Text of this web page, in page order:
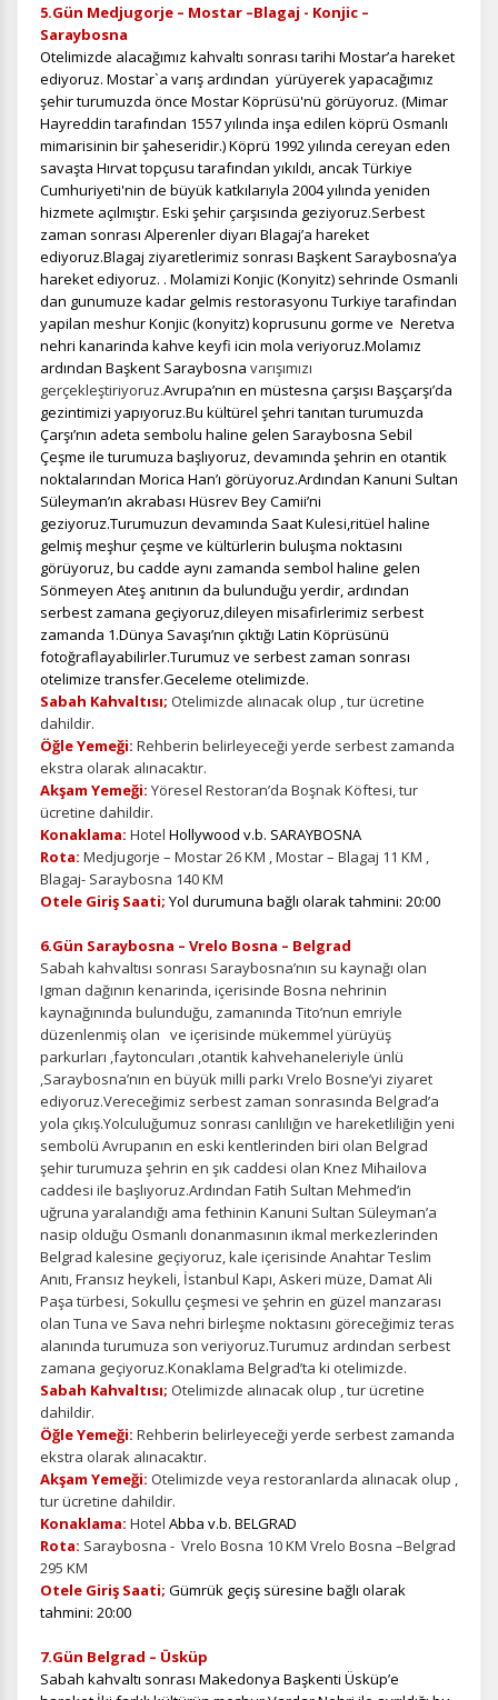
ÇEREZ KULLANIM AYARLARINIZ
Çerez tercihlerinizibelirleyin.
Daha fazla bilgi için KVKK bilgilendirmemizi çerez kullanım ve
gizlilik koşullarınıinceleyebilirsiniz.
Zorunlu Çerezler HER ZAMAN AKTIF
Oturum yönetimi, güvenlik ve temel site işlevleri için
gereklidir. Bu çerezler olmadan site düzgün çalışmaz ve
devre dışı bırakılamaz.
İstatistik Çerezleri
Ziyaretçilerin siteyi nasıl kullandığını anonim olarak
ölçeriz. Hangi sayfaların popüler olduğunu ve
kullanıcıların nerede zorluk yaşadığını anlamamıza
yardımcı olur.
Pazarlama Çerezleri
Size ve ilgi alanlarınıza uygun reklamlar göstermek için
kullanılır. Kapatırsanız reklamları görmeye devam
edersiniz, ancak daha az alakalı olabilirler.
Tercihleri Kaydet
5.Gün Medjugorje – Mostar –Blagaj - Konjic –
Saraybosna
Otelimizde alacağımız kahvaltı sonrası tarihi Mostar’a hareket
ediyoruz. Mostar`a varış ardından yürüyerek yapacağımız
şehir turumuzda önce Mostar Köprüsü'nü görüyoruz. (Mimar
Hayreddin tarafından 1557 yılında inşa edilen köprü Osmanlı
mimarisinin bir şaheseridir.) Köprü 1992 yılında cereyan eden
savaşta Hırvat topçusu tarafından yıkıldı, ancak Türkiye
Cumhuriyeti'nin de büyük katkılarıyla 2004 yılında yeniden
hizmete açılmıştır. Eski şehir çarşısında geziyoruz.Serbest
zaman sonrası Alperenler diyarı Blagaj’a hareket
ediyoruz.Blagaj ziyaretlerimiz sonrası Başkent Saraybosna’ya
hareket ediyoruz. . Molamizi Konjic (Konyitz) sehrinde Osmanli
dan gunumuze kadar gelmis restorasyonu Turkiye tarafindan
yapilan meshur Konjic (konyitz) koprusunu gorme ve Neretva
nehri kanarinda kahve keyfi icin mola veriyoruz.Molamız
ardından Başkent Saraybosna varışımızı
gerçekleştiriyoruz.Avrupa’nın en müstesna çarşısı Başçarşı’da
gezintimizi yapıyoruz.Bu kültürel şehri tanıtan turumuzda
Çarşı’nın adeta sembolu haline gelen Saraybosna Sebil
Çeşme ile turumuza başlıyoruz, devamında şehrin en otantik
noktalarından Morica Han’ı görüyoruz.Ardından Kanuni Sultan
Süleyman’ın akrabası Hüsrev Bey Camii’ni
geziyoruz.Turumuzun devamında Saat Kulesi,ritüel haline
gelmiş meşhur çeşme ve kültürlerin buluşma noktasını
görüyoruz, bu cadde aynı zamanda sembol haline gelen
Sönmeyen Ateş anıtının da bulunduğu yerdir, ardından
serbest zamana geçiyoruz,dileyen misafirlerimiz serbest
zamanda 1.Dünya Savaşı’nın çıktığı Latin Köprüsünü
fotoğraflayabilirler.Turumuz ve serbest zaman sonrası
otelimize transfer.Geceleme otelimizde.
Sabah Kahvaltısı; Otelimizde alınacak olup , tur ücretine
dahildir.
Öğle Yemeği: Rehberin belirleyeceği yerde serbest zamanda
ekstra olarak alınacaktır.
Akşam Yemeği: Yöresel Restoran’da Boşnak Köftesi, tur
ücretine dahildir.
Konaklama: Hotel Hollywood v.b. SARAYBOSNA
Rota: Medjugorje – Mostar 26 KM , Mostar – Blagaj 11 KM ,
Blagaj- Saraybosna 140 KM
Otele Giriş Saati; Yol durumuna bağlı olarak tahmini: 20:00
6.Gün Saraybosna – Vrelo Bosna – Belgrad
Sabah kahvaltısı sonrası Saraybosna’nın su kaynağı olan
Igman dağının kenarinda, içerisinde Bosna nehrinin
kaynağınında bulunduğu, zamanında Tito’nun emriyle
düzenlenmiş olan ve içerisinde mükemmel yürüyüş
parkurları ,faytoncuları ,otantik kahvehaneleriyle ünlü
,Saraybosna’nın en büyük milli parkı Vrelo Bosne’yi ziyaret
ediyoruz.Vereceğimiz serbest zaman sonrasında Belgrad’a
yola çıkış.Yolculuğumuz sonrası canlılığın ve hareketliliğin yeni
sembolü Avrupanın en eski kentlerinden biri olan Belgrad
şehir turumuza şehrin en şık caddesi olan Knez Mihailova
caddesi ile başlıyoruz.Ardından Fatih Sultan Mehmed’in
uğruna yaralandığı ama fethinin Kanuni Sultan Süleyman’a
nasip olduğu Osmanlı donanmasının ikmal merkezlerinden
Belgrad kalesine geçiyoruz, kale içerisinde Anahtar Teslim
Anıtı, Fransız heykeli, İstanbul Kapı, Askeri müze, Damat Ali
Paşa türbesi, Sokullu çeşmesi ve şehrin en güzel manzarası
olan Tuna ve Sava nehri birleşme noktasını göreceğimiz teras
alanında turumuza son veriyoruz.Turumuz ardından serbest
zamana geçiyoruz.Konaklama Belgrad’ta ki otelimizde.
Sabah Kahvaltısı; Otelimizde alınacak olup , tur ücretine
dahildir.
Öğle Yemeği: Rehberin belirleyeceği yerde serbest zamanda
ekstra olarak alınacaktır.
Akşam Yemeği: Otelimizde veya restoranlarda alınacak olup ,
tur ücretine dahildir.
Konaklama: Hotel Abba v.b. BELGRAD
Rota: Saraybosna - Vrelo Bosna 10 KM Vrelo Bosna –Belgrad
295 KM
Otele Giriş Saati; Gümrük geçiş süresine bağlı olarak
tahmini: 20:00
7.Gün Belgrad – Üsküp
Sabah kahvaltı sonrası Makedonya Başkenti Üsküp’e